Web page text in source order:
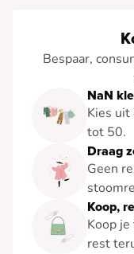
Bespaar,
NaN
Kies uit
tot 50.
Draag
Geen
Koop,
Koop
rest